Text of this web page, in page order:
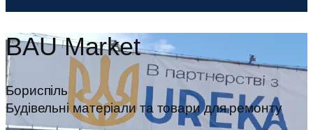
BAU Market
Бориспіль
Будівельні матеріали та товари для ремонту